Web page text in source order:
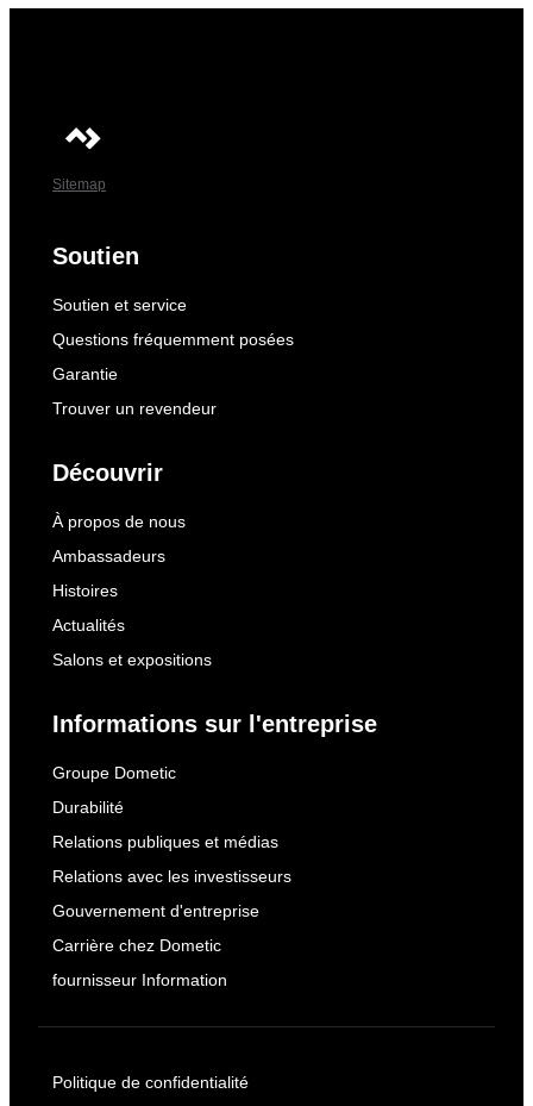
Sitemap
Soutien
Soutien et service
Questions fréquemment posées
Garantie
Trouver un revendeur
Découvrir
À propos de nous
Ambassadeurs
Histoires
Actualités
Salons et expositions
Informations sur l'entreprise
Groupe Dometic
Durabilité
Relations publiques et médias
Relations avec les investisseurs
Gouvernement d'entreprise
Carrière chez Dometic
fournisseur Information
Politique de confidentialité